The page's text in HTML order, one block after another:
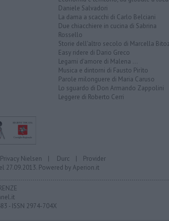
Daniele Salvadori
La dama a scacchi di Carlo Belciani
Due chiacchiere in cucina di Sabrina
Rossello
Storie dell'altro secolo di Marcella
Easy ridere di Dario Greco
Legami d'amore di Malena ...
Musica e dintorni di Fausto Pirìto
Parole milonguere di Maria Caruso
Lo sguardo di Don Armando Zappolini
Leggere di Roberto Cerri
Privacy Nielsen | Durc | Provider
27.09.2013. Powered byAperion.it
- ISSN 2974-704X